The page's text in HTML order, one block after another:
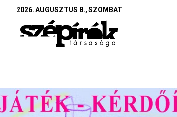
2026. AUGUSZTUS 8., SZOMBAT